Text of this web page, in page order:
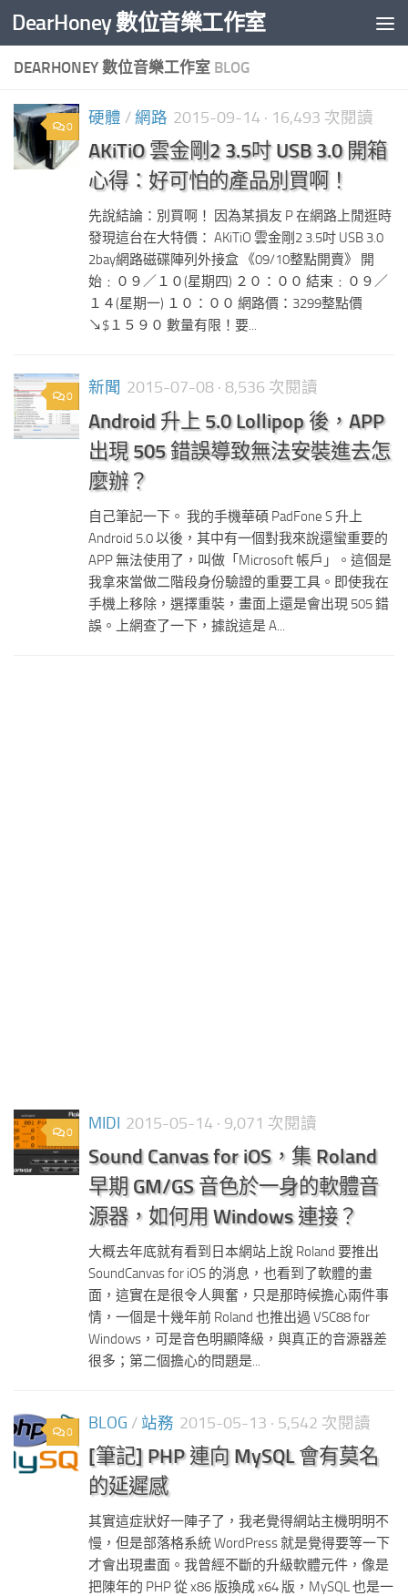
Skip to content
DearHoney 數位音樂工作室
DEARHONEY 數位音樂工作室 BLOG
0 硬體 / 網路 2015-09-14 · 16,493 次閱讀
AKiTiO 雲金剛2 3.5吋 USB 3.0 開箱
心得：好可怕的產品別買啊！
先說結論：別買啊！ 因為某損友 P 在網路上閒逛時
發現這台在大特價： AKiTiO 雲金剛2 3.5吋 USB 3.0
2bay網路磁碟陣列外接盒 《09/10整點開賣》 開
始﹕０９／１０(星期四) ２０：００ 結束﹕０９／
１４(星期一) １０：００ 網路價：3299整點價
↘$１５９０ 數量有限！要...
0 新聞 2015-07-08 · 8,536 次閱讀
Android 升上 5.0 Lollipop 後，APP
出現 505 錯誤導致無法安裝進去怎
麼辦？
自己筆記一下。 我的手機華碩 PadFone S 升上
Android 5.0 以後，其中有一個對我來說還蠻重要的
APP 無法使用了，叫做「Microsoft 帳戶」。這個是
我拿來當做二階段身份驗證的重要工具。即使我在
手機上移除，選擇重裝，畫面上還是會出現 505 錯
誤。上網查了一下，據說這是 A...
0 MIDI 2015-05-14 · 9,071 次閱讀
Sound Canvas for iOS，集 Roland
早期 GM/GS 音色於一身的軟體音
源器，如何用 Windows 連接？
大概去年底就有看到日本網站上說 Roland 要推出
SoundCanvas for iOS 的消息，也看到了軟體的畫
面，這實在是很令人興奮，只是那時候擔心兩件事
情，一個是十幾年前 Roland 也推出過 VSC88 for
Windows，可是音色明顯降級，與真正的音源器差
很多；第二個擔心的問題是...
0 BLOG / 站務 2015-05-13 · 5,542 次閱讀
[筆記] PHP 連向 MySQL 會有莫名
的延遲感
其實這症狀好一陣子了，我老覺得網站主機明明不
慢，但是部落格系統 WordPress 就是覺得要等一下
才會出現畫面。我曾經不斷的升級軟體元件，像是
把陳年的 PHP 從 x86 版換成 x64 版，MySQL 也是一